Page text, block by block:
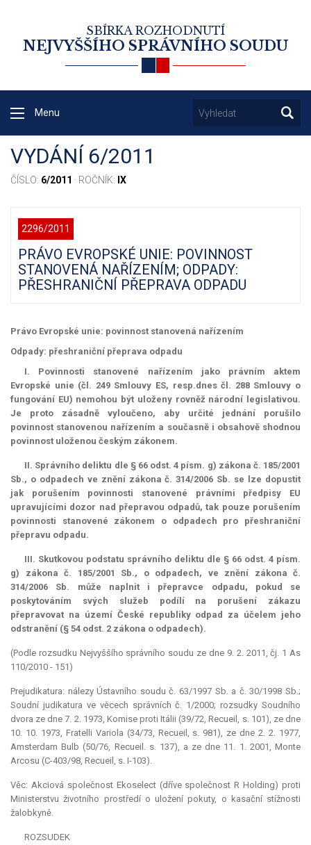
SBÍRKA ROZHODNUTÍ
NEJVYŠŠÍHO SPRÁVNÍHO SOUDU
Menu
VYDÁNÍ 6/2011
ČÍSLO: 6/2011 · ROČNÍK: IX
2296/2011
PRÁVO EVROPSKÉ UNIE: POVINNOST
STANOVENÁ NAŘÍZENÍM; ODPADY:
PŘESHRANIČNÍ PŘEPRAVA ODPADU
Právo Evropské unie: povinnost stanovená nařízením
Odpady: přeshraniční přeprava odpadu
I. Povinnosti stanovené nařízením jako právním aktem
Evropské unie (čl. 249 Smlouvy ES, resp.dnes čl. 288 Smlouvy o
fungování EU) nemohou být uloženy rovněž národní legislativou.
Je proto zásadně vyloučeno, aby určité jednání porušilo
povinnost stanovenou nařízením a současně i obsahově shodnou
povinnost uloženou českým zákonem.
II. Správního deliktu dle § 66 odst. 4 písm. g) zákona č. 185/2001
Sb., o odpadech ve znění zákona č. 314/2006 Sb. se lze dopustit
jak porušením povinnosti stanovené právními předpisy EU
upravujícími dozor nad přepravou odpadů, tak pouze porušením
povinnosti stanovené zákonem o odpadech pro přeshraniční
přepravu odpadu.
III. Skutkovou podstatu správního deliktu dle § 66 odst. 4 písm.
g) zákona č. 185/2001 Sb., o odpadech, ve znění zákona č.
314/2006 Sb. může naplnit i přepravce odpadu, pokud se
poskytováním svých služeb podílí na porušení zákazu
přepravovat na území České republiky odpad za účelem jeho
odstranění (§ 54 odst. 2 zákona o odpadech).
(Podle rozsudku Nejvyššího správního soudu ze dne 9. 2. 2011, čj. 1 As
110/2010 - 151)
Prejudikatura: nálezy Ústavního soudu č. 63/1997 Sb. a č. 30/1998 Sb.;
Soudní judikatura ve věcech správních č. 1/2000; rozsudky Soudního
dvora ze dne 7. 2. 1973, Komise proti Itálii (39/72, Recueil, s. 101), ze dne
10. 10. 1973, Fratelli Variola (34/73, Recueil, s. 981), ze dne 2. 2. 1977,
Amsterdam Bulb (50/76, Recueil. s. 137), a ze dne 11. 1. 2001, Monte
Arcosu (C-403/98, Recueil, s. I-103).
Věc: Akciová společnost Ekoselect (dříve společnost RHolding) proti
Ministerstvu životního prostředí o uložení pokuty, o kasační stížnosti
žalobkyně.
ROZSUDEK